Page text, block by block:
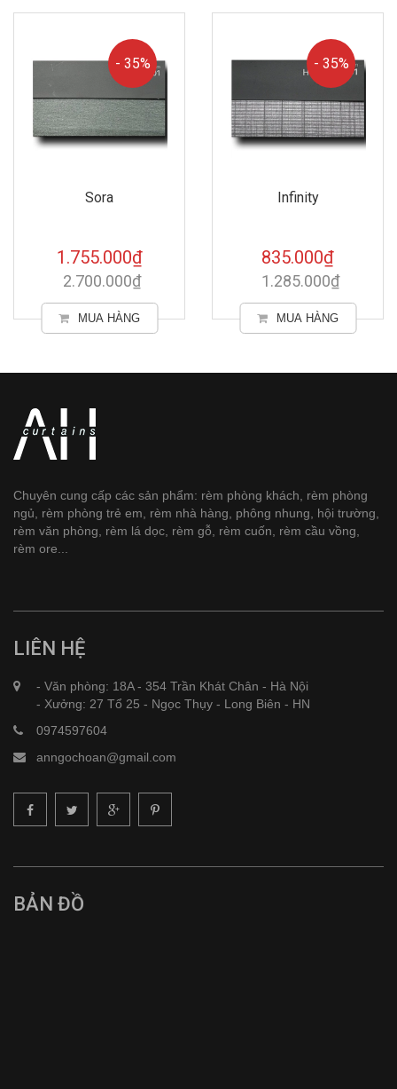
- 35%
835.000₫
1.285.000₫
MUA HÀNG
- 35%
754.000₫
1.160.000₫
MUA HÀNG
Chuyên cung cấp các sản phẩm: rèm phòng khách, rèm phòng
ngủ, rèm phòng trẻ em, rèm nhà hàng, phông nhung, hội trường,
rèm văn phòng, rèm lá dọc, rèm gỗ, rèm cuốn, rèm cầu vồng,
rèm ore...
LIÊN HỆ
- Văn phòng: 18A - 354 Trần Khát Chân - Hà Nội
- Xưởng: 27 Tổ 25 - Ngọc Thụy - Long Biên - HN
0974597604
anngochoan@gmail.com
BẢN ĐỒ